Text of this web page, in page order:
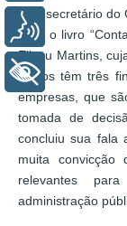
Já o secretário do
citou o livro
Eliseu Martins,
custos têm três
empresas, que
tomada de
concluiu sua fala
muita convicção
relevantes
administração
Voz
+